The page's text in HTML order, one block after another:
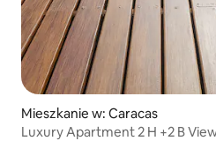
Mieszkanie w: Caracas
Luxury Apartment 2 H +2 B